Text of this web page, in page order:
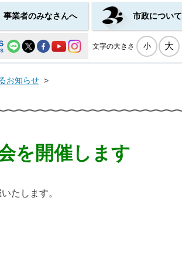
事業者のみなさんへ 市政について
文字の大きさ 小 大
お知らせ >
を開催します
たします。